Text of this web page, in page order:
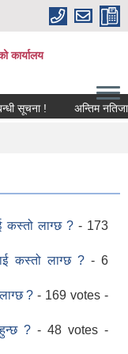
कार्यालय
सूचना ! अन्तिम नतिजा
कस्तो लाग्छ ?- 173
कस्तो लाग्छ ?- 6
? - 169 votes -
?- 48 votes -